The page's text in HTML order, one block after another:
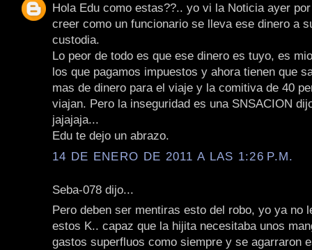
Hola Edu como estas??.. yo vi la Noticia ayer
creer como un funcionario se lleva ese dinero a
custodia.
Lo peor de todo es que ese dinero es tuyo, es
los que pagamos impuestos y ahora tienen que
mas de dinero para el viaje y la comitiva de 40
viajan. Pero la inseguridad es una SNSACION
jajajaja...
Edu te dejo un abrazo.
14 DE ENERO DE 2011 A LAS 1:26 P.M.
Seba-078 dijo...
Pero deben ser mentiras esto del robo, yo ya no
estos K.. capaz que la hijita necesitaba unos
gastos superfluos como siempre y se agarraron